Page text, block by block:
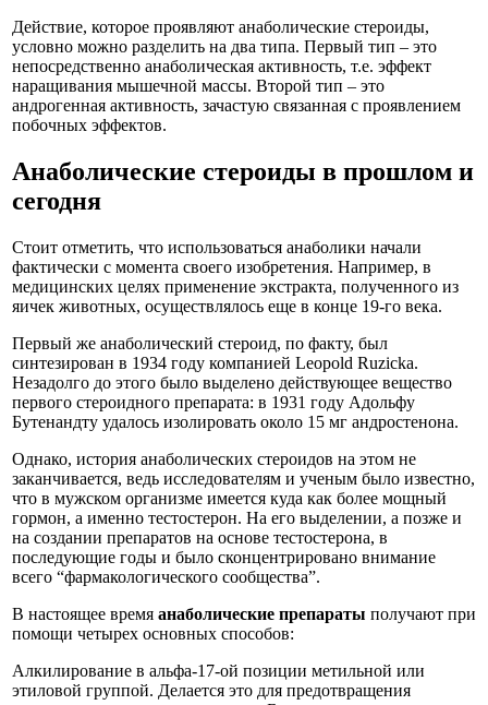
Действие, которое проявляют анаболические стероиды,
условно можно разделить на два типа. Первый тип – это
непосредственно анаболическая активность, т.е. эффект
наращивания мышечной массы. Второй тип – это
андрогенная активность, зачастую связанная с проявлением
побочных эффектов.
Анаболические стероиды в прошлом и
сегодня
Стоит отметить, что использоваться анаболики начали
фактически с момента своего изобретения. Например, в
медицинских целях применение экстракта, полученного из
яичек животных, осуществлялось еще в конце 19-го века.
Первый же анаболический стероид, по факту, был
синтезирован в 1934 году компанией Leopold Ruzicka.
Незадолго до этого было выделено действующее вещество
первого стероидного препарата: в 1931 году Адольфу
Бутенандту удалось изолировать около 15 мг андростенона.
Однако, история анаболических стероидов на этом не
заканчивается, ведь исследователям и ученым было известно,
что в мужском организме имеется куда как более мощный
гормон, а именно тестостерон. На его выделении, а позже и
на создании препаратов на основе тестостерона, в
последующие годы и было сконцентрировано внимание
всего “фармакологического сообщества”.
В настоящее время анаболические препараты получают при
помощи четырех основных способов:
Алкилирование в альфа-17-ой позиции метильной или
этиловой группой. Делается это для предотвращения